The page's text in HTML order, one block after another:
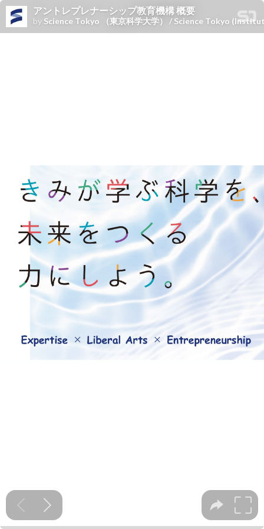
アントレプレナーシップ教育機構 概要
by Science Tokyo （東京科学大学） / Science Tokyo